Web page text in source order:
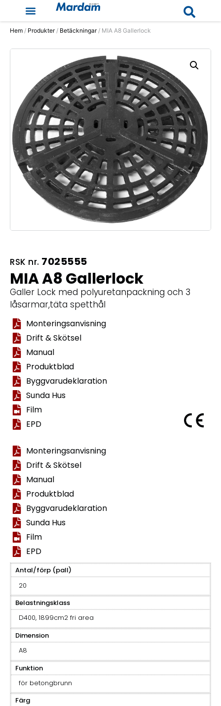
Hem / Produkter/ Betäckningar/ MIA A8 Gallerlock
RSK nr. 7025555
MIA A8 Gallerlock
Galler Lock med polyuretanpackning och 3
låsarmar,täta spetthål
Monteringsanvisning
Drift & Skötsel
Manual
Produktblad
Byggvarudeklaration
Sunda Hus
Film
EPD
Monteringsanvisning
Drift & Skötsel
Manual
Produktblad
Byggvarudeklaration
Sunda Hus
Film
EPD
Antal/förp (pall)
20
Belastningsklass
D400, 1899cm2 fri area
Dimension
A8
Funktion
för betongbrunn
Färg